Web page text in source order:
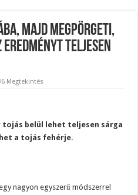
majd megpörgeti,
eredményt teljesen
Megtekintés
tojás belül lehet teljesen sárga
a tojás fehérje.
nagyon egyszerű módszerrel